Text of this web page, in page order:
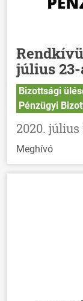
július 23-
Bizottsági
Pénzügyi
2020. július
Meghívó